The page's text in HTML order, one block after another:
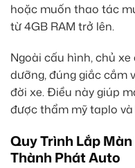
hoặc muốn thao tác
từ 4GB RAM trở lên.
Ngoài cấu hình, chủ
dưỡng, đúng giắc cắm
đời xe. Điều này giúp
được thẩm mỹ taplo
Quy Trình Lắp
Thành Phát Auto